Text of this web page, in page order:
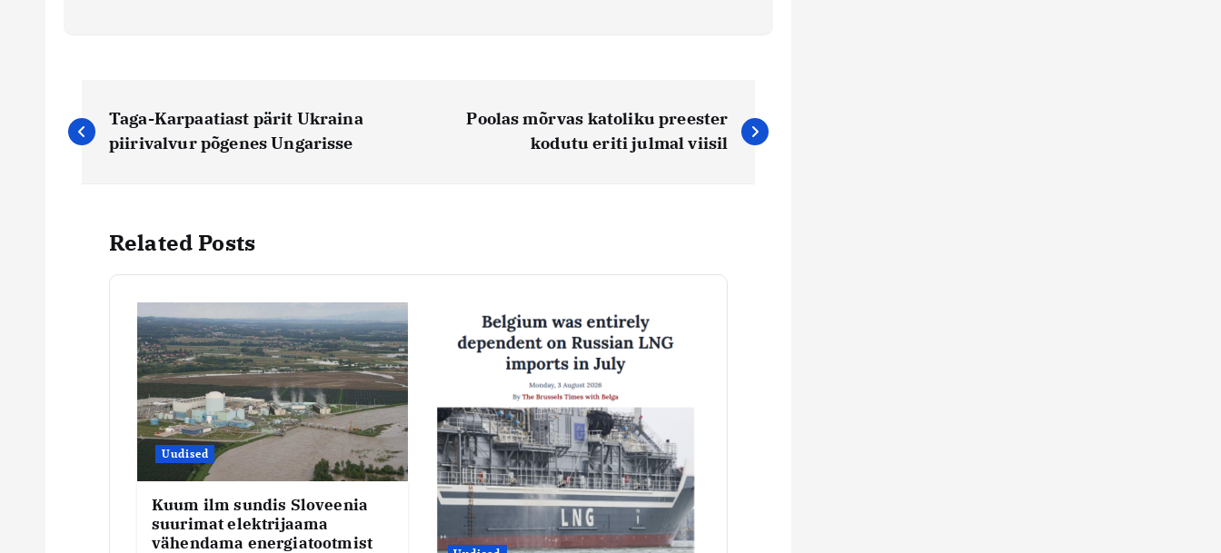
N
a
Taga-Karpaatiast pärit Ukraina
piirivalvur põgenes Ungarisse
Poolas mõrvas katoliku preester
kodutu eriti julmal viisil
Related Posts
Uudised
Kuum ilm sundis Sloveenia
suurimat elektrijaama
vähendama energiatootmist